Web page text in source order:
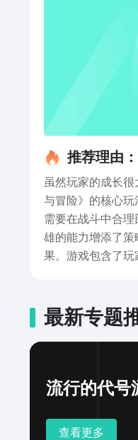
推荐理由：
虽然玩家的成长
与冒险》的核心
需要在战斗中合
雄的能力增添了
果。游戏包含了
这有助于为长期玩
载安卓版，幻世
最新专题
流行的代号
查看更多